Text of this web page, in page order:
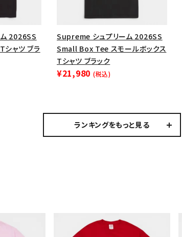
2026SS
ャツ ブラ
Supreme シュプリーム 2026SS
Small Box Tee スモールボックス
Tシャツ ブラック
¥21,980 (税込)
ランキングをもっと見る